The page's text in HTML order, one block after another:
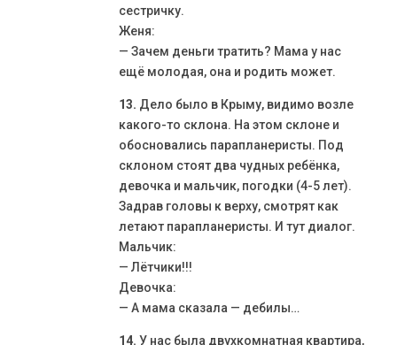
сестричку.
Женя:
— Зачем деньги тратить? Мама у нас
ещё молодая, она и родить может.
13. Дело было в Крыму, видимо возле
какого-то склона. На этом склоне и
обосновались парапланеристы. Под
склоном стоят два чудных ребёнка,
девочка и мальчик, погодки (4-5 лет).
Задрав головы к верху, смотрят как
летают парапланеристы. И тут диалог.
Мальчик:
— Лётчики!!!
Девочка:
— А мама сказала — дебилы…
14. У нас была двухкомнатная квартира,